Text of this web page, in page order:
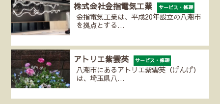
株式会社金指電気工業 サービス・修理
金指電気工業は、平成20年設立の八潮市
を拠点とする…
アトリエ紫雲英 サービス・修理
八潮市にあるアトリエ紫雲英（げんげ）
は、埼玉県八…